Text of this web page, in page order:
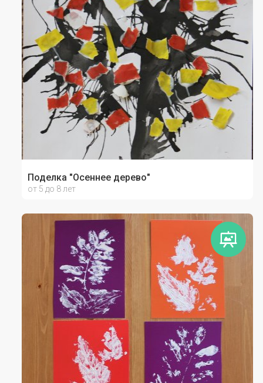
Поделка "Осеннее дерево"
от 5 до 8 лет